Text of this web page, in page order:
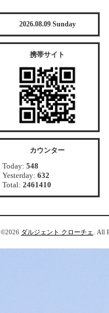
2026.08.09 Sunday
携帯サイト
カウンター
Today: 548
Yesterday: 632
Total: 2461410
©2026 ダルジェント クローチェ . All